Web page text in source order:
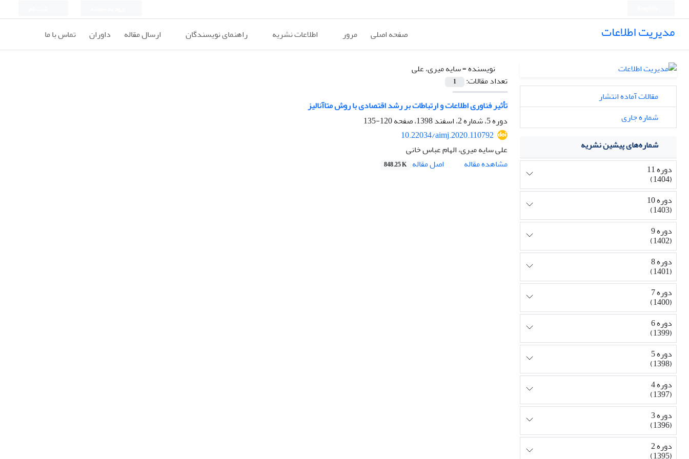
مدیریت اطلاعات صفحه اصلی مرور اطلاعات نشریه راهنمای نویسندگان ارسال مقاله داوران تماس با ما
نویسنده =سایه میری، علی
تعداد مقالات:
1
تأثیر فناوری اطلاعات و ارتباطات بر رشد اقتصادی با روش متاآنالیز
دوره 5، شماره 2، اسفند 1398، صفحه
120-135
10.22034/aimj.2020.110792
علی سایه میری، الهام عباس خانی
مشاهده مقاله
اصل مقاله 848.25 K
مقالات آماده انتشار
شماره جاری
شماره‌های پیشین نشریه
دوره 11
(1404)
دوره 10
(1403)
دوره 9
(1402)
دوره 8
(1401)
دوره 7
(1400)
دوره 6
(1399)
دوره 5
(1398)
دوره 4
(1397)
دوره 3
(1396)
دوره 2